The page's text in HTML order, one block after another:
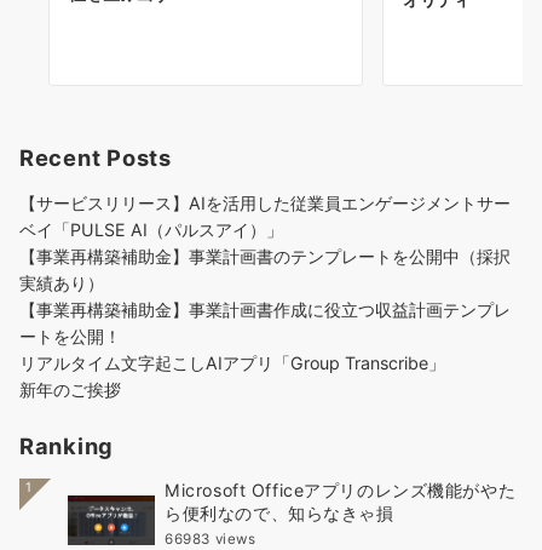
Recent Posts
【サービスリリース】AIを活用した従業員エンゲージメントサー
ベイ「PULSE AI（パルスアイ）」
【事業再構築補助金】事業計画書のテンプレートを公開中（採択
実績あり）
【事業再構築補助金】事業計画書作成に役立つ収益計画テンプレ
ートを公開！
リアルタイム文字起こしAIアプリ「Group Transcribe」
新年のご挨拶
Ranking
1
Microsoft Officeアプリのレンズ機能がやた
ら便利なので、知らなきゃ損
66983 views